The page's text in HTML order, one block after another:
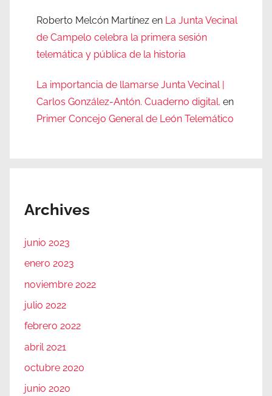
Roberto Melcón Martínez en La Junta Vecinal
de Campelo celebra la primera sesión
telemática y pública de la historia
La importancia de llamarse Junta Vecinal |
Carlos González-Antón. Cuaderno digital. en
Primer Concejo General de León Telemático
Archives
junio 2023
enero 2023
noviembre 2022
julio 2022
febrero 2022
abril 2021
octubre 2020
junio 2020